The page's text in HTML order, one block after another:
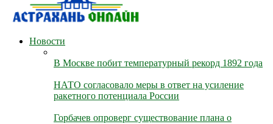
Новости
В Москве побит температурный рекорд 1892 года
НАТО согласовало меры в ответ на усиление
ракетного потенциала России
Горбачев опроверг существование плана о